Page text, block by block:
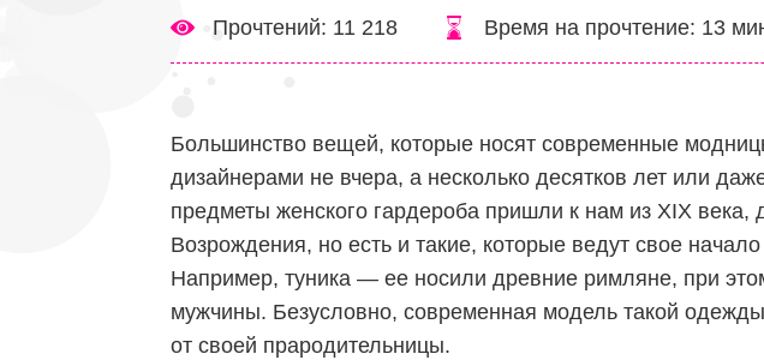
Прочтений: 11 218 Время на прочтение: 13
Большинство вещей, которые носят современные
дизайнерами не вчера, а несколько десятков лет или
предметы женского гардероба пришли к нам из XIX века,
Возрождения, но есть и такие, которые ведут свое
Например, туника — ее носили древние римляне, при
мужчины. Безусловно, современная модель такой
от своей прародительницы.